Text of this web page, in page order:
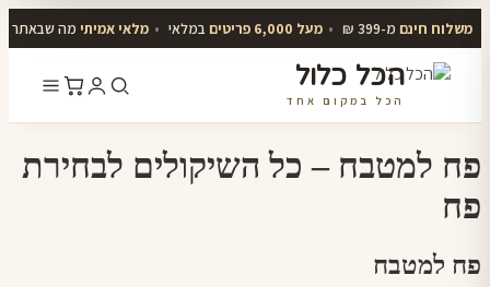
משלוח חינם מ-399 ₪ • מעל 6,000 פריטים במלאי • מלאי אמיתי מה שבאתר
הכל כלול
הכל במקום אחד
פח למטבח – כל השיקולים לבחירת
פח
פח למטבח